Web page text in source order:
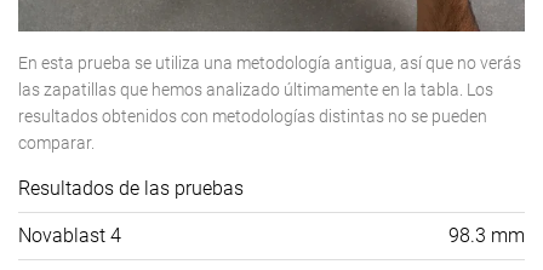
En esta prueba se utiliza una metodología antigua, así que no verás
las zapatillas que hemos analizado últimamente en la tabla. Los
resultados obtenidos con metodologías distintas no se pueden
comparar.
Resultados de las pruebas
Novablast 4 98.3 mm